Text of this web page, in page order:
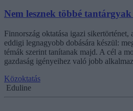
Nem lesznek többé
Finnország oktatása igazi sikertörténet,
eddigi legnagyobb dobására készül:
témák szerint tanítanak majd. A cél a
gazdaság igényeihez való jobb
Közoktatás
Eduline